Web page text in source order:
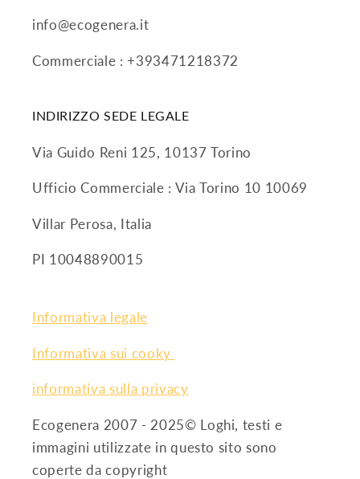
info@ecogenera.it
Commerciale : +393471218372
INDIRIZZO SEDE LEGALE
Via Guido Reni 125, 10137 Torino
Ufficio Commerciale : Via Torino 10 10069
Villar Perosa, Italia
PI 10048890015
Informativa legale
Informativa sui cooky
informativa sulla privacy
Ecogenera 2007 - 2025© Loghi, testi e
immagini utilizzate in questo sito sono
coperte da copyright